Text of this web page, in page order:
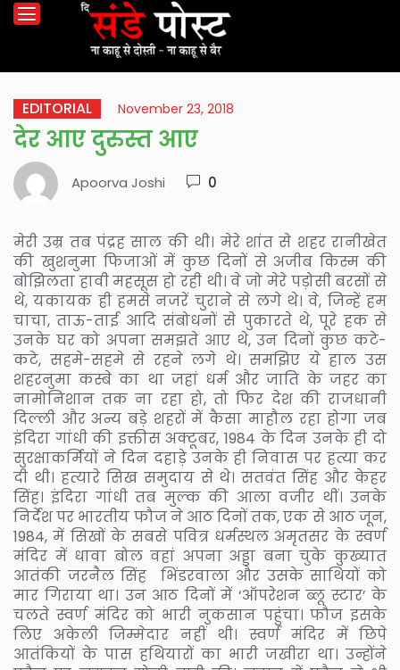
EDITORIAL November 23, 2018
देर आए दुरुस्त आए
Apoorva Joshi 0
मेरी उम्र तब पंद्रह साल की थी। मेरे शांत से शहर रानीखेत
की खुशनुमा फिजाओं में कुछ दिनों से अजीब किस्म की
बोझिलता हावी महसूस हो रही थी। वे जो मेरे पड़ोसी बरसों से
थे, यकायक ही हमसे नजरें चुराने से लगे थे। वे, जिन्हें हम
चाचा, ताऊ-ताई आदि संबोधनों से पुकारते थे, पूरे हक से
उनके घर को अपना समझते आए थे, उन दिनों कुछ कटे-
कटे, सहमे-सहमे से रहने लगे थे। समझिए ये हाल उस
शहरनुमा कस्बे का था जहां धर्म और जाति के जहर का
नामोनिशान तक ना रहा हो, तो फिर देश की राजधानी
दिल्ली और अन्य बड़े शहरों में कैसा माहौल रहा होगा जब
इंदिरा गांधी की इक्तीस अक्टूबर, 1984 के दिन उनके ही दो
सुरक्षाकर्मियों ने दिन दहाड़े उनके ही निवास पर हत्या कर
दी थी। हत्यारे सिख समुदाय से थे। सतवंत सिंह और केहर
सिंह। इंदिरा गांधी तब मुल्क की आला वजीर थीं। उनके
निर्देश पर भारतीय फौज ने आठ दिनों तक, एक से आठ जून,
1984, में सिखों के सबसे पवित्र धर्मस्थल अमृतसर के स्वर्ण
मंदिर में धावा बोल वहां अपना अड्डा बना चुके कुख्यात
आतंकी जरनैल सिंह भिंडरवाला और उसके साथियों को
मार गिराया था। उन आठ दिनों में ‘ऑपरेशन ब्लू स्टार’ के
चलते स्वर्ण मंदिर को भारी नुकसान पहुंचा। फौज इसके
लिए अकेली जिम्मेदार नहीं थी। स्वर्ण मंदिर में छिपे
आतंकियों के पास हथियारों का भारी जखीरा था। उन्होंने